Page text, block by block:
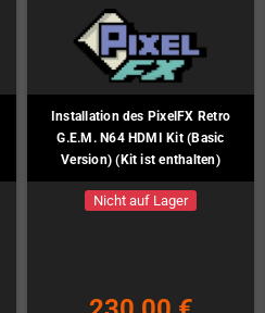
Installation des PixelFX Retro
G.E.M. N64 HDMI Kit (Basic
Version) (Kit ist enthalten)
Nicht auf Lager